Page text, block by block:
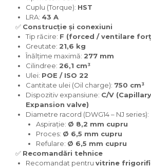
Cuplu (Torque): HST
LRA: 43 A
✅ Construcție și conexiuni
Tip răcire: F (forced / ventilare
Greutate: 21,6 kg
Înălțime maximă: 277 mm
Cilindree: 26,1 cm³
Ulei: POE / ISO 22
Cantitate ulei (Oil charge): 750 cm³
Dispozitiv expansiune: C/V
Expansion valve)
Diametre racord (DWG14 – NJ series):
Aspirație: Ø 8,2 mm cupru
Proces: Ø 6,5 mm cupru
Refulare: Ø 6,5 mm cupru
✅ Recomandări tehnice
Recomandat pentru vitrine